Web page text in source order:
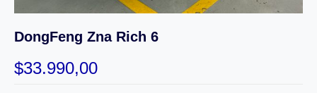
DongFeng Zna Rich 6
$33.990,00